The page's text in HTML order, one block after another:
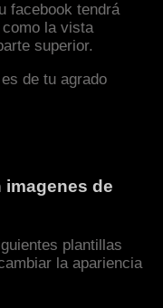
facebook tendrá
la vista
superior.
de tu agrado
de
plantillas
la apariencia